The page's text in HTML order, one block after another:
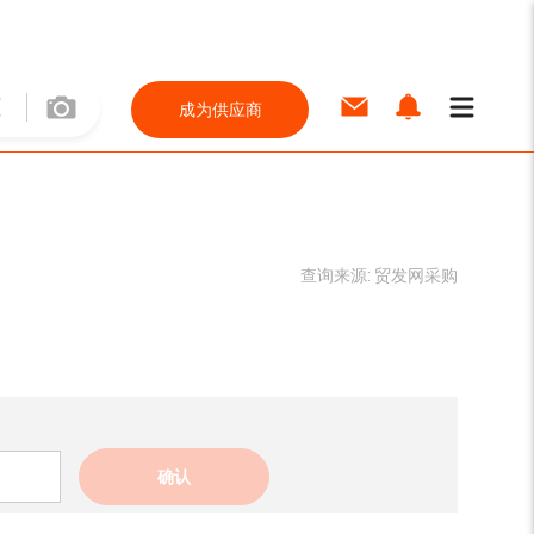
成为供应商
查询来源: 贸发网采购
确认